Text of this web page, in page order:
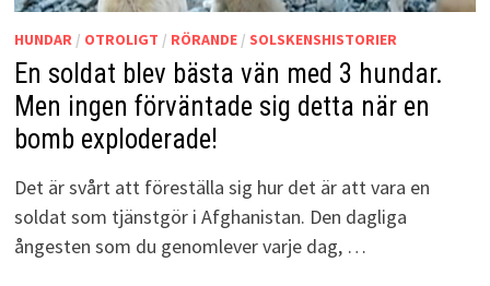
HUNDAR/ OTROLIGT / RÖRANDE/ SOLSKENSHISTORIER
En soldat blev bästa vän med 3 hundar.
Men ingen förväntade sig detta när en
bomb exploderade!
Det är svårt att föreställa sig hur det är att vara en
soldat som tjänstgör i Afghanistan. Den dagliga
ångesten som du genomlever varje dag, …